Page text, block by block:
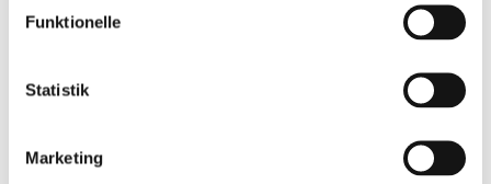
Funktionelle
Statistik
Marketing
...